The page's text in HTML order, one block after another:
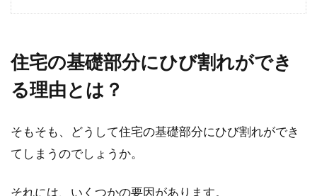
インターネットの普及により、いろいろな情報
をすぐさま手に入れられる時代となりました。
家を新築...
マンションは水漏れ事故に遭いやす
住宅の基礎部分にひび割れができ
る理由とは？
そもそも、どうして住宅の基礎部分にひび割れができ
てしまうのでしょうか。
それには、いくつかの要因があります。